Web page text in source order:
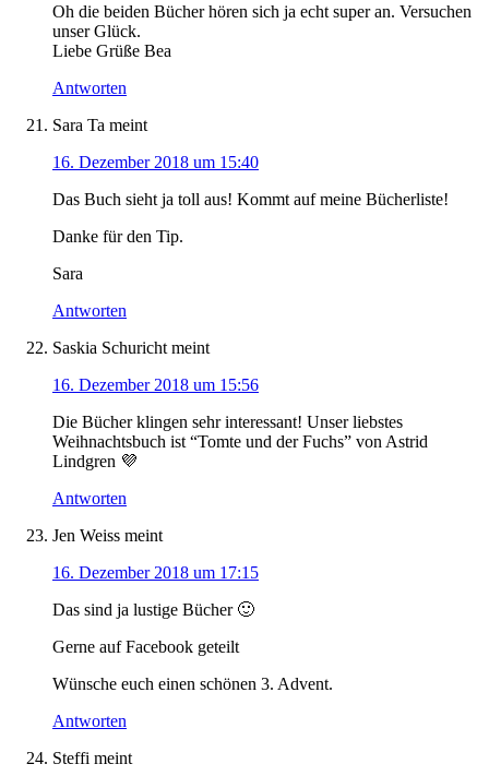
Oh die beiden Bücher hören sich ja echt super an. Versuchen
unser Glück.
Liebe Grüße Bea
Antworten
Sara Ta meint
16. Dezember 2018 um 15:40
Das Buch sieht ja toll aus! Kommt auf meine Bücherliste!
Danke für den Tip.
Sara
Antworten
Saskia Schuricht meint
16. Dezember 2018 um 15:56
Die Bücher klingen sehr interessant! Unser liebstes
Weihnachtsbuch ist “Tomte und der Fuchs” von Astrid
Lindgren 💜
Antworten
Jen Weiss meint
16. Dezember 2018 um 17:15
Das sind ja lustige Bücher 🙂
Gerne auf Facebook geteilt
Wünsche euch einen schönen 3. Advent.
Antworten
Steffi meint